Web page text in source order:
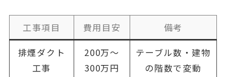
工事項目 費用目安
備考
排煙ダクト
工事
200万〜
300万円
テーブル数・建物
の階数で変動